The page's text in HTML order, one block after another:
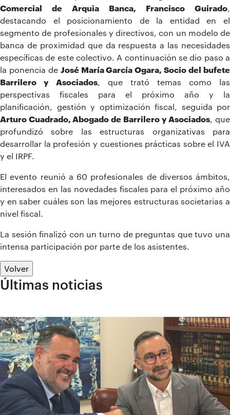
Comercial de Arquia Banca, Francisco Guirado
destacando el posicionamiento de la entidad en el
segmento de profesionales y directivos, con un modelo de
banca de proximidad que da respuesta a las necesidades
específicas de este colectivo. A continuación se dio paso a
la ponencia de José María García Ogara, Socio del bufete
Barrilero y Asociados , que trató temas como las
perspectivas fiscales para el próximo año y la
planificación, gestión y optimización fiscal, seguida por
Arturo Cuadrado, Abogado de Barrilero y Asociados , que
profundizó sobre las estructuras organizativas para
desarrollar la profesión y cuestiones prácticas sobre el IVA
y el IRPF.
El evento reunió a 60 profesionales de diversos ámbitos,
interesados en las novedades fiscales para el próximo año
y en saber cuáles son las mejores estructuras societarias a
nivel fiscal.
La sesión finalizó con un turno de preguntas que tuvo una
intensa participación por parte de los asistentes.
Volver
Últimas noticias